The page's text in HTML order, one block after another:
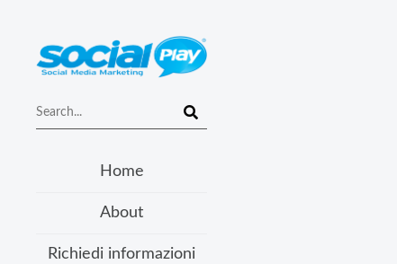
Home
About
Richiedi informazioni